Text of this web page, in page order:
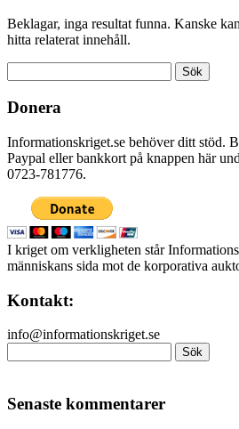
Beklagar, inga resultat funna. Kanske
hitta relaterat innehåll.
efter:
Donera
Informationskriget.se behöver ditt stöd.
Paypal eller bankkort på knappen här
0723-781776.
I kriget om verkligheten står
människans sida mot de korporativa
Kontakt:
info@informationskriget.se
efter:
Senaste kommentarer